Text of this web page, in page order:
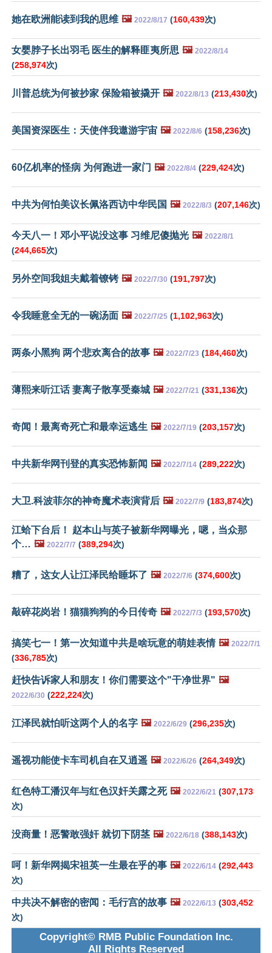
她在欧洲能读到我的思维 🖼️ 2022/8/17 (160,439次)
女婴脖子长出羽毛 医生的解释匪夷所思 🖼️ 2022/8/14
(258,974次)
川普总统为何被抄家 保险箱被撬开 🖼️ 2022/8/13 (213,430次)
美国资深医生：天使伴我遨游宇宙 🖼️ 2022/8/6 (158,236次)
60亿机率的怪病 为何跑进一家门 🖼️ 2022/8/4 (229,424次)
中共为何怕美议长佩洛西访中华民国 🖼️ 2022/8/3 (207,146次)
今天八一！邓小平说没这事 习维尼傻抛光 🖼️ 2022/8/1
(244,665次)
另外空间我姐夫戴着镣铐 🖼️ 2022/7/30 (191,797次)
令我睡意全无的一碗汤面 🖼️ 2022/7/25 (1,102,963次)
两条小黑狗 两个悲欢离合的故事 🖼️ 2022/7/23 (184,460次)
薄熙来听江话 妻离子散享受秦城 🖼️ 2022/7/21 (331,136次)
奇闻！最离奇死亡和最幸运逃生 🖼️ 2022/7/19 (203,157次)
中共新华网刊登的真实恐怖新闻 🖼️ 2022/7/14 (289,222次)
大卫.科波菲尔的神奇魔术表演背后 🖼️ 2022/7/9 (183,874次)
江蛤下台后！ 赵本山与英子被新华网曝光，嗯，当众那
个… 🖼️ 2022/7/7 (389,294次)
糟了，这女人让江泽民给睡坏了 🖼️ 2022/7/6 (374,600次)
敲碎花岗岩！猫猫狗狗的今日传奇 🖼️ 2022/7/3 (193,570次)
搞笑七一！第一次知道中共是啥玩意的萌娃表情 🖼️ 2022/7/1
(336,785次)
赶快告诉家人和朋友！你们需要这个"干净世界" 🖼️
2022/6/30 (222,224次)
江泽民就怕听这两个人的名字 🖼️ 2022/6/29 (296,235次)
遥视功能使卡车司机自在又逍遥 🖼️ 2022/6/26 (264,349次)
红色特工潘汉年与红色汉奸关露之死 🖼️ 2022/6/21 (307,173
次)
没商量！恶警敢强奸 就切下阴茎 🖼️ 2022/6/18 (388,143次)
呵！新华网揭宋祖英一生最在乎的事 🖼️ 2022/6/14 (292,443
次)
中共决不解密的密闻：毛行宫的故事 🖼️ 2022/6/13 (303,452
次)
Copyright© RMB Public Foundation Inc.
All Rights Reserved